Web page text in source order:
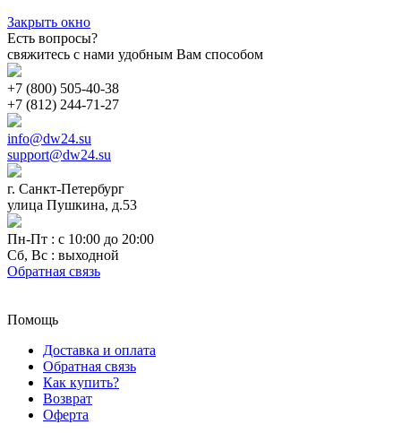
Закрыть окно
Есть вопросы?
свяжитесь с нами удобным Вам способом
+7 (800) 505-40-38
+7 (812) 244-71-27
info@dw24.su
support@dw24.su
г. Санкт-Петербург
улица Пушкина, д.53
Пн-Пт : с 10:00 до 20:00
Сб, Вс : выходной
Обратная связь
Помощь
Доставка и оплата
Обратная связь
Как купить?
Возврат
Оферта